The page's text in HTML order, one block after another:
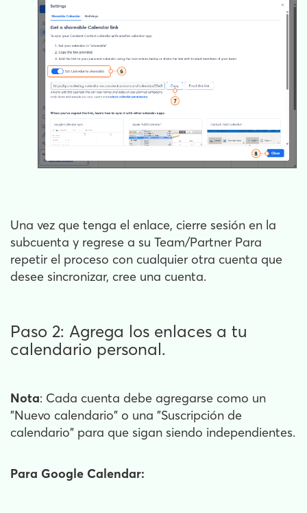
Una vez que tenga el enlace, cierre sesión en la
subcuenta y regrese a su Team/Partner Para
repetir el proceso con cualquier otra cuenta que
desee sincronizar, cree una cuenta.
Paso 2: Agrega los enlaces a tu
calendario personal.
Nota: Cada cuenta debe agregarse como un
"Nuevo calendario" o una "Suscripción de
calendario" para que sigan siendo independientes.
Para Google Calendar: